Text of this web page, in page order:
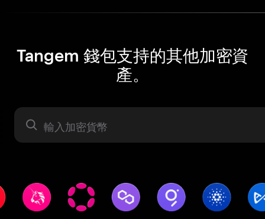
Tangem 錢包支持的其他加密資
產。
資產